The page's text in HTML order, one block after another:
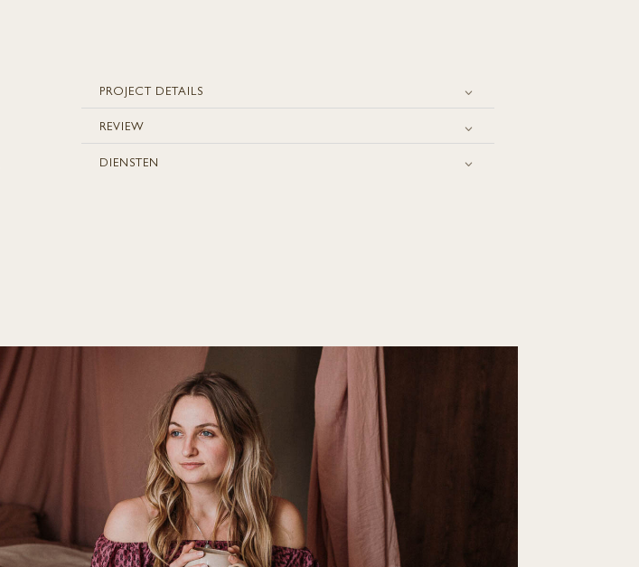
PROJECT DETAILS
REVIEW
DIENSTEN